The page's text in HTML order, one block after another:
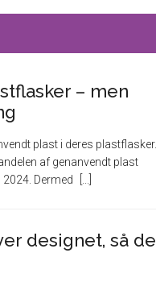
– men
plast i deres plastflasker.
af genanvendt plast
Dermed
designet, så de